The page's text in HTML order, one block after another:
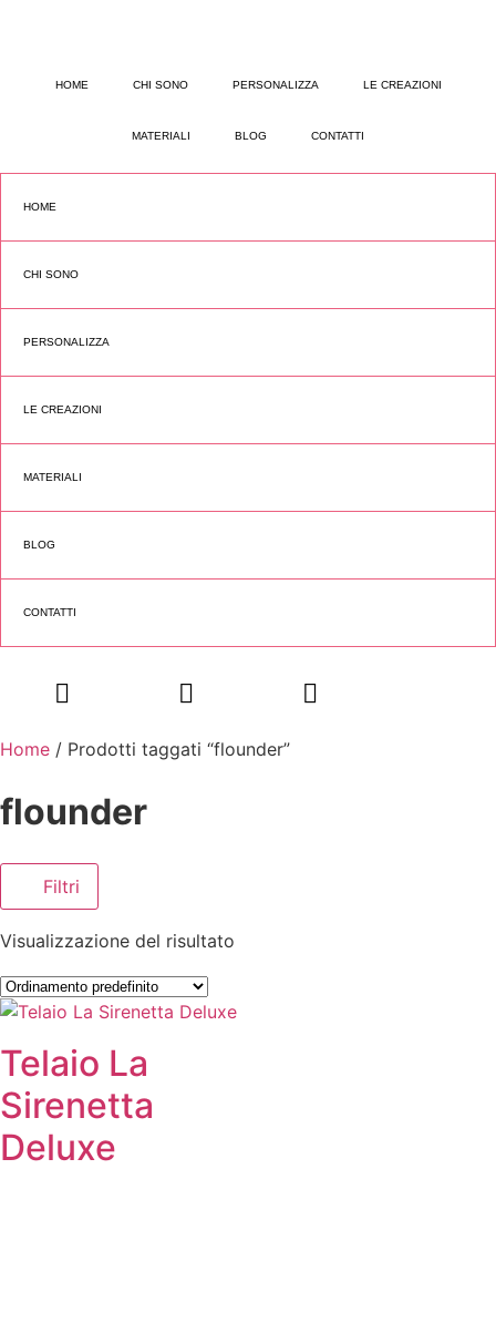
HOME CHI SONO PERSONALIZZA LE CREAZIONI
MATERIALI BLOG CONTATTI
HOME
CHI SONO
PERSONALIZZA
LE CREAZIONI
MATERIALI
BLOG
CONTATTI
Home / Prodotti taggati “flounder”
flounder
Filtri
Visualizzazione del risultato
Telaio La
Sirenetta
Deluxe